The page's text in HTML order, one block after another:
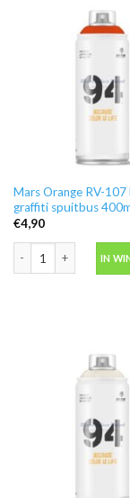
Mars Orange RV-
graffiti spuitbus
€4,90
IN